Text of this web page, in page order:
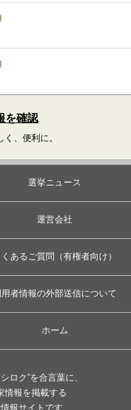
を確認
、便利に。
選挙ニュース
運営会社
くあるご質問（有権者向け）
者情報の外部送信について
ホーム
ロク”を合言葉に、
情報を掲載する
報サイトです